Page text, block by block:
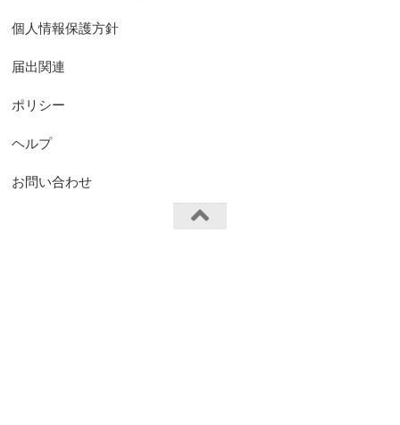
個人情報保護方針
届出関連
ポリシー
ヘルプ
お問い合わせ